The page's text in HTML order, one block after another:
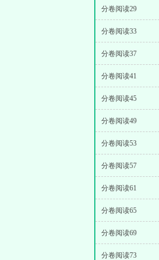
分卷阅读29
分卷阅读33
分卷阅读37
分卷阅读41
分卷阅读45
分卷阅读49
分卷阅读53
分卷阅读57
分卷阅读61
分卷阅读65
分卷阅读69
分卷阅读73